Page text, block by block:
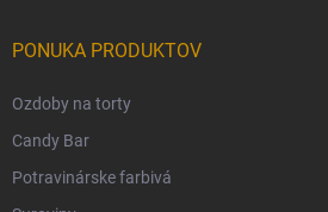
PONUKA PRODUKTOV
Ozdoby na torty
Candy Bar
Potravinárske farbivá